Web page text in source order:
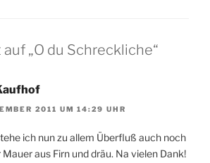
„O du Schreckliche“
2011 UM 14:29 UHR
ich nun zu allem Überfluß auch noch
aus Firn und dräu. Na vielen Dank!